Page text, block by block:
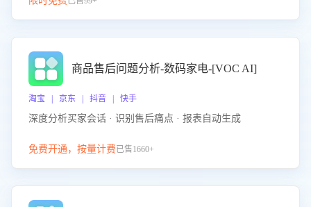
商品售后问题分析-数码家电-[VOC AI]
淘宝 | 京东 | 抖音 | 快手
深度分析买家会话 · 识别售后痛点 · 报表自动生成
免费开通，按量计费已售1660+